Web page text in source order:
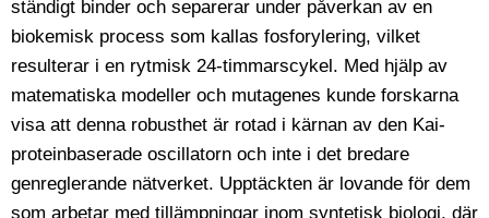
ständigt binder och separerar under påverkan av en
biokemisk process som kallas fosforylering, vilket
resulterar i en rytmisk 24-timmarscykel. Med hjälp av
matematiska modeller och mutagenes kunde forskarna
visa att denna robusthet är rotad i kärnan av den Kai-
proteinbaserade oscillatorn och inte i det bredare
genreglerande nätverket. Upptäckten är lovande för dem
som arbetar med tillämpningar inom syntetisk biologi, där